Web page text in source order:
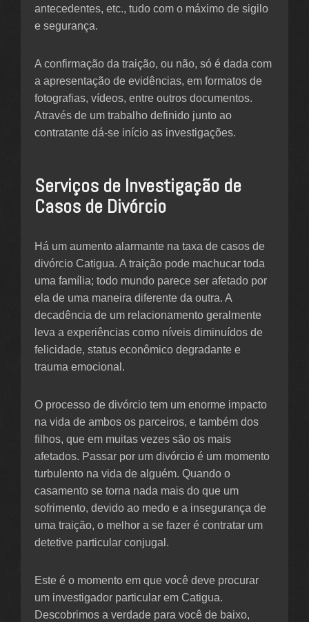
antecedentes, etc., tudo com o máximo de sigilo
e segurança.
A confirmação da traição, ou não, só é dada com
a apresentação de evidências, em formatos de
fotografias, vídeos, entre outros documentos.
Através de um trabalho definido junto ao
contratante dá-se início as investigações.
Serviços de Investigação de
Casos de Divórcio
Há um aumento alarmante na taxa de casos de
divórcio Catigua. A traição pode machucar toda
uma família; todo mundo parece ser afetado por
ela de uma maneira diferente da outra. A
decadência de um relacionamento geralmente
leva a experiências como níveis diminuídos de
felicidade, status econômico degradante e
trauma emocional.
O processo de divórcio tem um enorme impacto
na vida de ambos os parceiros, e também dos
filhos, que em muitas vezes são os mais
afetados. Passar por um divórcio é um momento
turbulento na vida de alguém. Quando o
casamento se torna nada mais do que um
sofrimento, devido ao medo e a insegurança de
uma traição, o melhor a se fazer é contratar um
detetive particular conjugal.
Este é o momento em que você deve procurar
um investigador particular em Catigua.
Descobrimos a verdade para você de baixo,